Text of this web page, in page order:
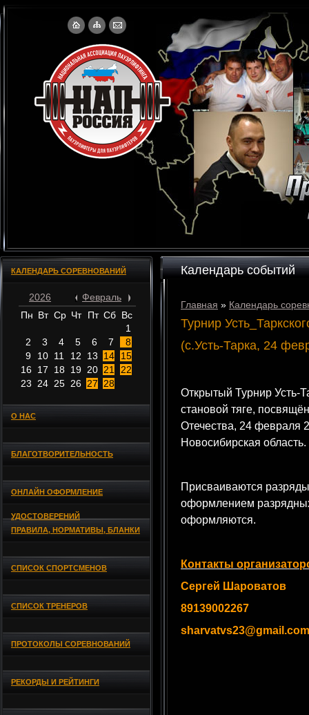
КАЛЕНДАРЬ СОРЕВНОВАНИЙ
2026
Февраль
Пн Вт Ср Чт Пт Сб Вс
1
2
3 4 5 6 7
8
9
10 11 12 13 14
15
16 17 18 19 20 21
22
23
24 25 26 27 28
О НАС
БЛАГОТВОРИТЕЛЬНОСТЬ
ОНЛАЙН ОФОРМЛЕНИЕ
УДОСТОВЕРЕНИЙ
ПРАВИЛА, НОРМАТИВЫ, БЛАНКИ
СПИСОК СПОРТСМЕНОВ
СПИСОК ТРЕНЕРОВ
ПРОТОКОЛЫ СОРЕВНОВАНИЙ
РЕКОРДЫ И РЕЙТИНГИ
Календарь событий
Главная » Календарь
Турнир
(с.Усть-Тарка, 24
Открытый Турнир Усть-
становой тяге,
Отечества, 24 февраля
Новосибирская область.
Присваиваются
оформлением
оформляются.
Контакты
Сергей Шароватов
89139002267
sharvatvs23@gmail.com